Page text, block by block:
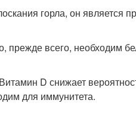
горла, он является
прежде всего, необходим
D снижает
для иммунитета.